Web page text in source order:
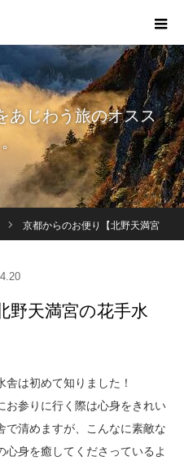
あじわう旅のオスス
京都からのお便り【北野天満宮
野天満宮の花手水
は初めて知りました！
お参りに行く際は心身をきれい
で清めますが、こんなに素敵な
身を癒してくださっているよ